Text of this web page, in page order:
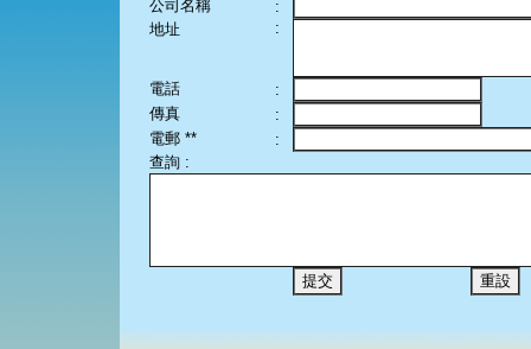
公司名稱
:
地址
:
電話
:
傳真
:
電郵 **
:
查詢 :